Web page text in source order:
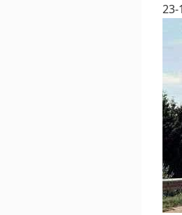
23-